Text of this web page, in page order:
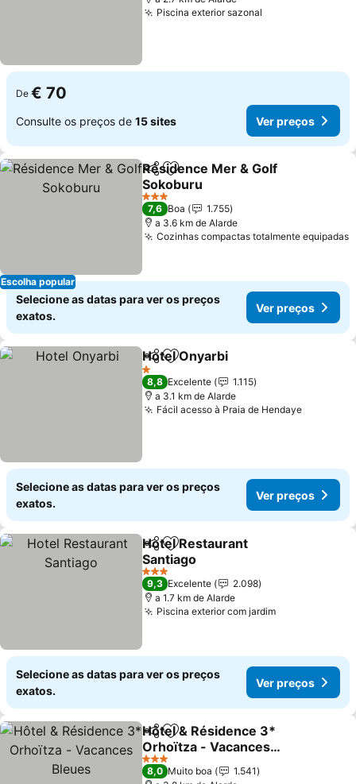
Piscina exterior sazonal
De € 70
Consulte os preços de 15 sites Ver preços
Escolha popular
PartilharAdicionar aos favoritos
Résidence Mer & Golf
Sokoburu
Ver preços
3 Estrelas
7,6 Boa
1.755
a 3.6 km de Alarde
Cozinhas compactas totalmente equipadas
Selecione as datas para ver os preços
exatos.
Ver preços
PartilharAdicionar aos favoritos
Hotel Onyarbi
1 Estrelas
8,8 Excelente
1.115
a 3.1 km de Alarde
Fácil acesso à Praia de HendayeVer
Selecione as datas para ver os preços
exatos.
Ver preços
PartilharAdicionar aos favoritos
Hotel Restaurant
Santiago
Ver preços
3 Estrelas
9,3 Excelente
2.098
a 1.7 km de Alarde
Piscina exterior com jardimVer preços
Selecione as datas para ver os preços
exatos.
Ver preços
PartilharAdicionar aos favoritos
Hôtel & Résidence 3*
Orhoïtza - Vacances
Bleues
Ver preços
3 Estrelas
8,0 Muito boa
1.541